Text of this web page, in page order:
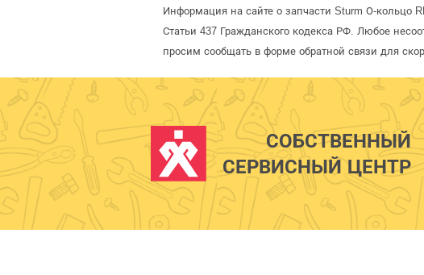
Информация на сайте о запчасти Sturm О-кольцо
Статьи 437 Гражданского кодекса РФ. Любое
просим сообщать в форме обратной связи для
СОБСТВЕННЫЙ
СЕРВИСНЫЙ ЦЕНТР